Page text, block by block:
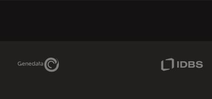
Genedata Link IDBS Link